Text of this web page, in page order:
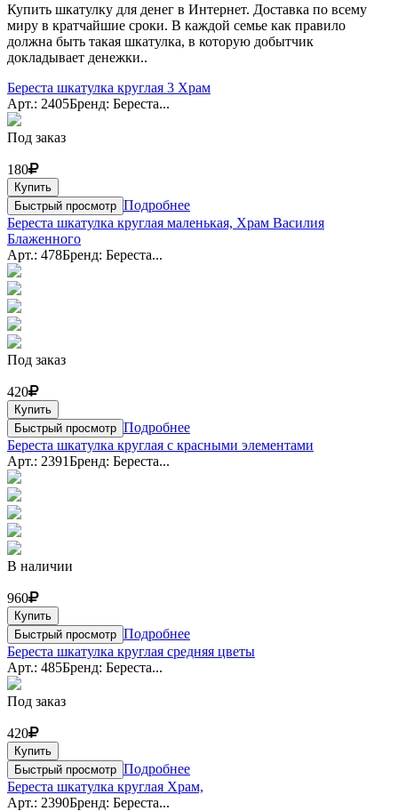
Купить шкатулку для денег в Интернет. Доставка по всему
миру в кратчайшие сроки. В каждой семье как правило
должна быть такая шкатулка, в которую добытчик
докладывает денежки..
Береста шкатулка круглая 3 Храм
Арт.: 2405Бренд: Береста...
Под заказ
180
Купить
Быстрый просмотр Подробнее
Береста шкатулка круглая маленькая, Храм Василия
Блаженного
Арт.: 478Бренд: Береста...
Под заказ
420
Купить
Быстрый просмотр Подробнее
Береста шкатулка круглая с красными элементами
Арт.: 2391Бренд: Береста...
В наличии
960
Купить
Быстрый просмотр Подробнее
Береста шкатулка круглая средняя цветы
Арт.: 485Бренд: Береста...
Под заказ
420
Купить
Быстрый просмотр Подробнее
Береста шкатулка круглая Храм,
Арт.: 2390Бренд: Береста...